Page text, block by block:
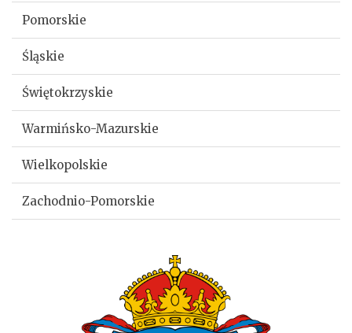
Pomorskie
Śląskie
Świętokrzyskie
Warmińsko-Mazurskie
Wielkopolskie
Zachodnio-Pomorskie